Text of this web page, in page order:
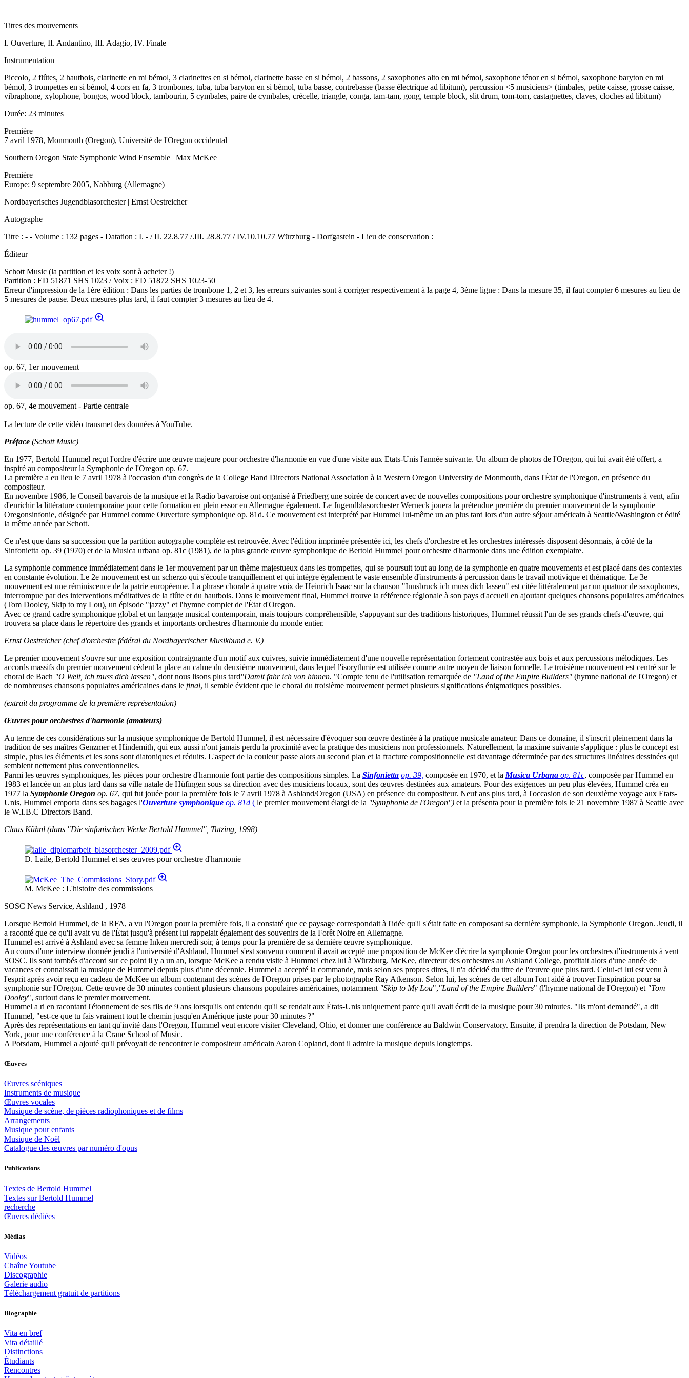
Titres des mouvements
I. Ouverture, II. Andantino, III. Adagio, IV. Finale
Instrumentation
Piccolo, 2 flûtes, 2 hautbois, clarinette en mi bémol, 3 clarinettes en si bémol, clarinette basse en si bémol, 2 bassons, 2 saxophones alto en mi bémol, saxophone ténor en si bémol, saxophone baryton en mi
bémol, 3 trompettes en si bémol, 4 cors en fa, 3 trombones, tuba, tuba baryton en si bémol, tuba basse, contrebasse (basse électrique ad libitum), percussion <5 musiciens> (timbales, petite caisse, grosse caisse,
vibraphone, xylophone, bongos, wood block, tambourin, 5 cymbales, paire de cymbales, crécelle, triangle, conga, tam-tam, gong, temple block, slit drum, tom-tom, castagnettes, claves, cloches ad libitum)
Durée: 23 minutes
Première
7 avril 1978, Monmouth (Oregon), Université de l'Oregon occidental
Southern Oregon State Symphonic Wind Ensemble | Max McKee
Première
Europe: 9 septembre 2005, Nabburg (Allemagne)
Nordbayerisches Jugendblasorchester | Ernst Oestreicher
Autographe
Titre : - - Volume : 132 pages - Datation : I. - / II. 22.8.77 /.III. 28.8.77 / IV.10.10.77 Würzburg - Dorfgastein - Lieu de conservation :
Éditeur
Schott Music (la partition et les voix sont à acheter !)
Partition : ED 51871 SHS 1023 / Voix : ED 51872 SHS 1023-50
Erreur d'impression de la 1ère édition : Dans les parties de trombone 1, 2 et 3, les erreurs suivantes sont à corriger respectivement à la page 4, 3ème ligne : Dans la mesure 35, il faut compter 6 mesures au lieu de
5 mesures de pause. Deux mesures plus tard, il faut compter 3 mesures au lieu de 4.
op. 67, 1er mouvement
op. 67, 4e mouvement - Partie centrale
La lecture de cette vidéo transmet des données à YouTube.
Préface (Schott Music)
En 1977, Bertold Hummel reçut l'ordre d'écrire une œuvre majeure pour orchestre d'harmonie en vue d'une visite aux Etats-Unis l'année suivante. Un album de photos de l'Oregon, qui lui avait été offert, a
inspiré au compositeur la Symphonie de l'Oregon op. 67.
La première a eu lieu le 7 avril 1978 à l'occasion d'un congrès de la College Band Directors National Association à la Western Oregon University de Monmouth, dans l'État de l'Oregon, en présence du
compositeur.
En novembre 1986, le Conseil bavarois de la musique et la Radio bavaroise ont organisé à Friedberg une soirée de concert avec de nouvelles compositions pour orchestre symphonique d'instruments à vent, afin
d'enrichir la littérature contemporaine pour cette formation en plein essor en Allemagne également. Le Jugendblasorchester Werneck jouera la prétendue première du premier mouvement de la symphonie
Oregonsinfonie, désignée par Hummel comme Ouverture symphonique op. 81d. Ce mouvement est interprété par Hummel lui-même un an plus tard lors d'un autre séjour américain à Seattle/Washington et édité
la même année par Schott.
Ce n'est que dans sa succession que la partition autographe complète est retrouvée. Avec l'édition imprimée présentée ici, les chefs d'orchestre et les orchestres intéressés disposent désormais, à côté de la
Sinfonietta op. 39 (1970) et de la Musica urbana op. 81c (1981), de la plus grande œuvre symphonique de Bertold Hummel pour orchestre d'harmonie dans une édition exemplaire.
La symphonie commence immédiatement dans le 1er mouvement par un thème majestueux dans les trompettes, qui se poursuit tout au long de la symphonie en quatre mouvements et est placé dans des contextes
en constante évolution. Le 2e mouvement est un scherzo qui s'écoule tranquillement et qui intègre également le vaste ensemble d'instruments à percussion dans le travail motivique et thématique. Le 3e
mouvement est une réminiscence de la patrie européenne. La phrase chorale à quatre voix de Heinrich Isaac sur la chanson "Innsbruck ich muss dich lassen" est citée littéralement par un quatuor de saxophones,
interrompue par des interventions méditatives de la flûte et du hautbois. Dans le mouvement final, Hummel trouve la référence régionale à son pays d'accueil en ajoutant quelques chansons populaires américaines
(Tom Dooley, Skip to my Lou), un épisode "jazzy" et l'hymne complet de l'État d'Oregon.
Avec ce grand cadre symphonique global et un langage musical contemporain, mais toujours compréhensible, s'appuyant sur des traditions historiques, Hummel réussit l'un de ses grands chefs-d'œuvre, qui
trouvera sa place dans le répertoire des grands et importants orchestres d'harmonie du monde entier.
Ernst Oestreicher (chef d'orchestre fédéral du Nordbayerischer Musikbund e. V.)
Le premier mouvement s'ouvre sur une exposition contraignante d'un motif aux cuivres, suivie immédiatement d'une nouvelle représentation fortement contrastée aux bois et aux percussions mélodiques. Les
accords massifs du premier mouvement cèdent la place au calme du deuxième mouvement, dans lequel l'isorythmie est utilisée comme autre moyen de liaison formelle. Le troisième mouvement est centré sur le
choral de Bach "O Welt, ich muss dich lassen", dont nous lisons plus tard"Damit fahr ich von hinnen. "Compte tenu de l'utilisation remarquée de "Land of the Empire Builders" (hymne national de l'Oregon) et
de nombreuses chansons populaires américaines dans le final, il semble évident que le choral du troisième mouvement permet plusieurs significations énigmatiques possibles.
(extrait du programme de la première représentation)
Œuvres pour orchestres d'harmonie (amateurs)
Au terme de ces considérations sur la musique symphonique de Bertold Hummel, il est nécessaire d'évoquer son œuvre destinée à la pratique musicale amateur. Dans ce domaine, il s'inscrit pleinement dans la
tradition de ses maîtres Genzmer et Hindemith, qui eux aussi n'ont jamais perdu la proximité avec la pratique des musiciens non professionnels. Naturellement, la maxime suivante s'applique : plus le concept est
simple, plus les éléments et les sons sont diatoniques et réduits. L'aspect de la couleur passe alors au second plan et la fracture compositionnelle est davantage déterminée par des structures linéaires dessinées qui
semblent nettement plus conventionnelles.
Parmi les œuvres symphoniques, les pièces pour orchestre d'harmonie font partie des compositions simples. La Sinfonietta op. 39, composée en 1970, et la Musica Urbana op. 81c, composée par Hummel en
1983 et lancée un an plus tard dans sa ville natale de Hüfingen sous sa direction avec des musiciens locaux, sont des œuvres destinées aux amateurs. Pour des exigences un peu plus élevées, Hummel créa en
1977 la Symphonie Oregon op. 67, qui fut jouée pour la première fois le 7 avril 1978 à Ashland/Oregon (USA) en présence du compositeur. Neuf ans plus tard, à l'occasion de son deuxième voyage aux Etats-
Unis, Hummel emporta dans ses bagages l'Ouverture symphonique op. 81d ( le premier mouvement élargi de la "Symphonie de l'Oregon") et la présenta pour la première fois le 21 novembre 1987 à Seattle avec
le W.I.B.C Directors Band.
Claus Kühnl (dans "Die sinfonischen Werke Bertold Hummel", Tutzing, 1998)
D. Laile, Bertold Hummel et ses œuvres pour orchestre d'harmonie
M. McKee : L'histoire des commissions
SOSC News Service, Ashland , 1978
Lorsque Bertold Hummel, de la RFA, a vu l'Oregon pour la première fois, il a constaté que ce paysage correspondait à l'idée qu'il s'était faite en composant sa dernière symphonie, la Symphonie Oregon. Jeudi, il
a raconté que ce qu'il avait vu de l'État jusqu'à présent lui rappelait également des souvenirs de la Forêt Noire en Allemagne.
Hummel est arrivé à Ashland avec sa femme Inken mercredi soir, à temps pour la première de sa dernière œuvre symphonique.
Au cours d'une interview donnée jeudi à l'université d'Ashland, Hummel s'est souvenu comment il avait accepté une proposition de McKee d'écrire la symphonie Oregon pour les orchestres d'instruments à vent
SOSC. Ils sont tombés d'accord sur ce point il y a un an, lorsque McKee a rendu visite à Hummel chez lui à Würzburg. McKee, directeur des orchestres au Ashland College, profitait alors d'une année de
vacances et connaissait la musique de Hummel depuis plus d'une décennie. Hummel a accepté la commande, mais selon ses propres dires, il n'a décidé du titre de l'œuvre que plus tard. Celui-ci lui est venu à
l'esprit après avoir reçu en cadeau de McKee un album contenant des scènes de l'Oregon prises par le photographe Ray Atkenson. Selon lui, les scènes de cet album l'ont aidé à trouver l'inspiration pour sa
symphonie sur l'Oregon. Cette œuvre de 30 minutes contient plusieurs chansons populaires américaines, notamment "Skip to My Lou","Land of the Empire Builders" (l'hymne national de l'Oregon) et "Tom
Dooley", surtout dans le premier mouvement.
Hummel a ri en racontant l'étonnement de ses fils de 9 ans lorsqu'ils ont entendu qu'il se rendait aux États-Unis uniquement parce qu'il avait écrit de la musique pour 30 minutes. "Ils m'ont demandé", a dit
Hummel, "est-ce que tu fais vraiment tout le chemin jusqu'en Amérique juste pour 30 minutes ?"
Après des représentations en tant qu'invité dans l'Oregon, Hummel veut encore visiter Cleveland, Ohio, et donner une conférence au Baldwin Conservatory. Ensuite, il prendra la direction de Potsdam, New
York, pour une conférence à la Crane School of Music.
A Potsdam, Hummel a ajouté qu'il prévoyait de rencontrer le compositeur américain Aaron Copland, dont il admire la musique depuis longtemps.
Œuvres
Œuvres scéniques
Instruments de musique
Œuvres vocales
Musique de scène, de pièces radiophoniques et de films
Arrangements
Musique pour enfants
Musique de Noël
Catalogue des œuvres par numéro d'opus
Publications
Textes de Bertold Hummel
Textes sur Bertold Hummel
recherche
Œuvres dédiées
Médias
Vidéos
Chaîne Youtube
Discographie
Galerie audio
Téléchargement gratuit de partitions
Biographie
Vita en bref
Vita détaillé
Distinctions
Étudiants
Rencontres